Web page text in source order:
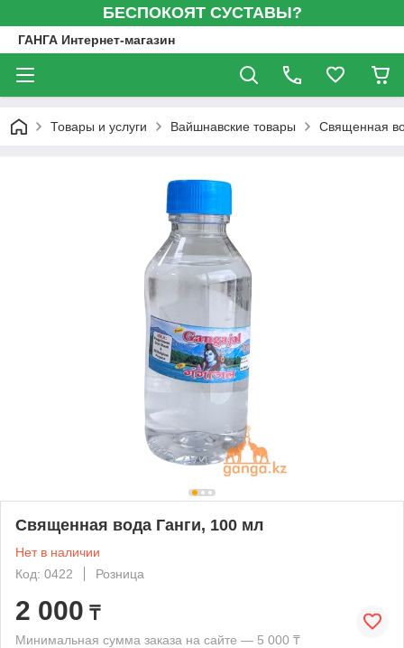
БЕСПОКОЯТ СУСТАВЫ?
ГАНГА Интернет-магазин
Товары и услуги Вайшнавские товары Священная
Священная вода Ганги, 100 мл
Нет в наличии
Код: 0422
Розница
2 000 ₸
Минимальная сумма заказа на сайте — 5 000 ₸